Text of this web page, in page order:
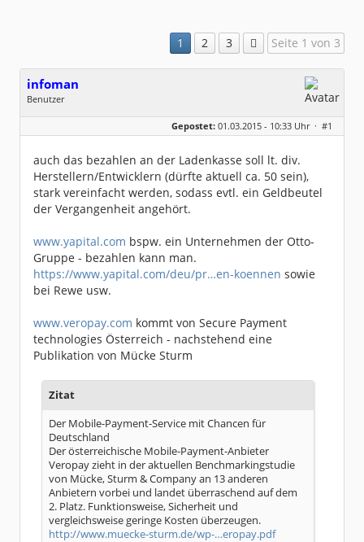
1 2 3 Seite 1 von 3
infoman
Benutzer
Geschlecht:
Dabei seit:
06 / 2008
Gepostet: 01.03.2015 - 10:33 Uhr · #1
auch das bezahlen an der Ladenkasse soll lt. div.
Herstellern/Entwicklern (dürfte aktuell ca. 50 sein),
stark vereinfacht werden, sodass evtl. ein Geldbeutel
der Vergangenheit angehört.
www.yapital.com bspw. ein Unternehmen der Otto-
Gruppe - bezahlen kann man.
https://www.yapital.com/deu/pr…en-koennen sowie
bei Rewe usw.
www.veropay.com kommt von Secure Payment
technologies Österreich - nachstehend eine
Publikation von Mücke Sturm
Zitat
Der Mobile-Payment-Service mit Chancen für
Deutschland
Der österreichische Mobile-Payment-Anbieter
Veropay zieht in der aktuellen Benchmarkingstudie
von Mücke, Sturm & Company an 13 anderen
Anbietern vorbei und landet überraschend auf dem
2. Platz. Funktionsweise, Sicherheit und
vergleichsweise geringe Kosten überzeugen.
http://www.muecke-sturm.de/wp-…eropay.pdf